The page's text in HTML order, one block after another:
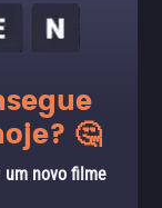
🤔
um novo filme